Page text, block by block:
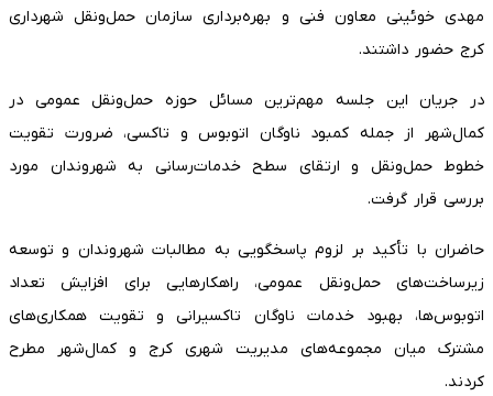
مهدی خوئینی معاون فنی و بهره‌برداری سازمان حمل‌ونقل شهرداری
کرج حضور داشتند.
در جریان این جلسه مهم‌ترین مسائل حوزه حمل‌ونقل عمومی در
کمال‌شهر از جمله کمبود ناوگان اتوبوس و تاکسی، ضرورت تقویت
خطوط حمل‌ونقل و ارتقای سطح خدمات‌رسانی به شهروندان مورد
بررسی قرار گرفت.
حاضران با تأکید بر لزوم پاسخگویی به مطالبات شهروندان و توسعه
زیرساخت‌های حمل‌ونقل عمومی، راهکارهایی برای افزایش تعداد
اتوبوس‌ها، بهبود خدمات ناوگان تاکسیرانی و تقویت همکاری‌های
مشترک میان مجموعه‌های مدیریت شهری کرج و کمال‌شهر مطرح
کردند.